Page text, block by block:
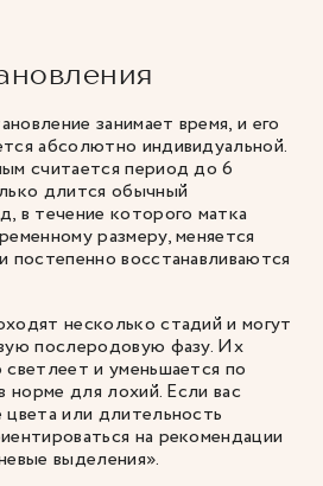
занимает время, и его
абсолютно индивидуальной.
считается период до 6
длится обычный
в течение которого матка
размеру, меняется
постепенно восстанавливаются
несколько стадий и могут
послеродовую фазу. Их
и уменьшается по
норме для лохий. Если вас
или длительность
на рекомендации
выделения».